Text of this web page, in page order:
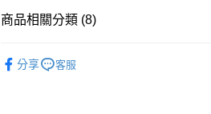
全家取貨付款
商品相關分類 (8)
分享 客服